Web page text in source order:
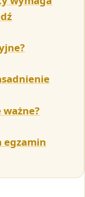
egzamin